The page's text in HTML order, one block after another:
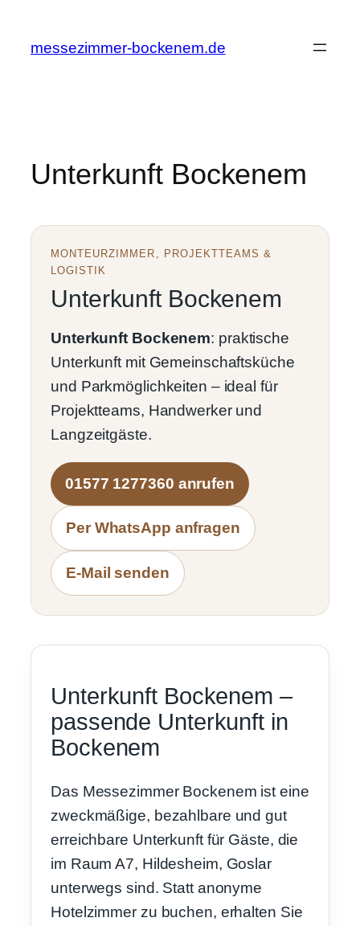
springen
messezimmer-bockenem.de
Unterkunft Bockenem
MONTEURZIMMER, PROJEKTTEAMS &
LOGISTIK
Unterkunft Bockenem
Unterkunft Bockenem: praktische
Unterkunft mit Gemeinschaftsküche
und Parkmöglichkeiten – ideal für
Projektteams, Handwerker und
Langzeitgäste.
01577 1277360 anrufen
Per WhatsApp anfragen
E-Mail senden
Unterkunft Bockenem –
passende Unterkunft in
Bockenem
Das Messezimmer Bockenem ist eine
zweckmäßige, bezahlbare und gut
erreichbare Unterkunft für Gäste, die
im Raum A7, Hildesheim, Goslar
unterwegs sind. Statt anonyme
Hotelzimmer zu buchen, erhalten Sie